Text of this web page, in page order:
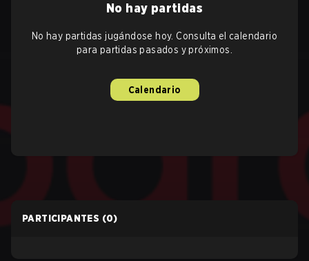
No hay partidas
No hay partidas jugándose hoy. Consulta el calendario
para partidas pasados y próximos.
Calendario
PARTICIPANTES (0)